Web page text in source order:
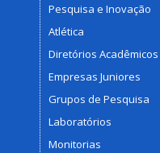
Pesquisa e Inovação
Atlética
Diretórios Acadêmicos
Empresas Juniores
Grupos de Pesquisa
Laboratórios
Monitorias